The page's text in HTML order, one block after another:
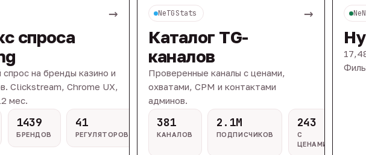
→
спроса
на бренды казино и
Clickstream, Chrome UX,
мес.
1439
БРЕНДОВ
41
РЕГУЛЯТОРОВ
NeTGStats →
Каталог TG-
каналов
Проверенные каналы с ценами,
охватами, CPM и контактами
админов.
381
КАНАЛОВ
2.1M
ПОДПИСЧИКОВ
243
С
ЦЕНАМИ